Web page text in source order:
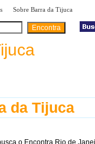
Sobre Barra da Tijuca
da Tijuca
o Encontra Rio de